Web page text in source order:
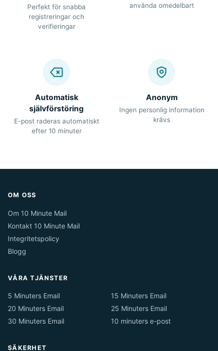
Perfekt för snabba
registreringar och
verifieringar
använda omedelbart
Automatisk
självförstöring
E-post raderas automatiskt
efter 10 minuter
Anonym
Ingen personlig information
krävs
OM OSS
Om 10 Minute Mail
Kontakt 10 Minute Mail
Integritetspolicy
Blogg
VÅRA TJÄNSTER
5 Minuters Email
15 Minuters Email
20 Minuters Email
25 Minuters Email
30 Minuters Email
10 minuters e-post
SÄKERHET